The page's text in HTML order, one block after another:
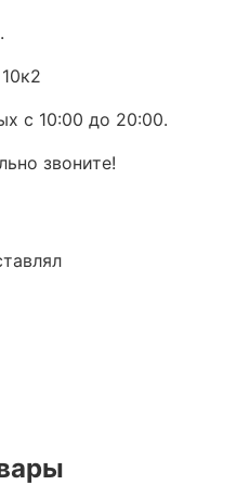
с 10:00 до 20:00.
звоните!